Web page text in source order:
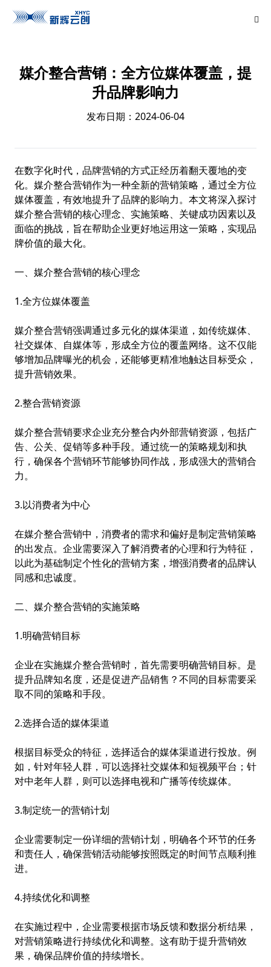
媒介整合营销：全方位媒体覆盖，提
升品牌影响力
发布日期：2024-06-04
在数字化时代，品牌营销的方式正经历着翻天覆地的变
化。媒介整合营销作为一种全新的营销策略，通过全方位
媒体覆盖，有效地提升了品牌的影响力。本文将深入探讨
媒介整合营销的核心理念、实施策略、关键成功因素以及
面临的挑战，旨在帮助企业更好地运用这一策略，实现品
牌价值的最大化。
一、媒介整合营销的核心理念
1.全方位媒体覆盖
媒介整合营销强调通过多元化的媒体渠道，如传统媒体、
社交媒体、自媒体等，形成全方位的覆盖网络。这不仅能
够增加品牌曝光的机会，还能够更精准地触达目标受众，
提升营销效果。
2.整合营销资源
媒介整合营销要求企业充分整合内外部营销资源，包括广
告、公关、促销等多种手段。通过统一的策略规划和执
行，确保各个营销环节能够协同作战，形成强大的营销合
力。
3.以消费者为中心
在媒介整合营销中，消费者的需求和偏好是制定营销策略
的出发点。企业需要深入了解消费者的心理和行为特征，
以此为基础制定个性化的营销方案，增强消费者的品牌认
同感和忠诚度。
二、媒介整合营销的实施策略
1.明确营销目标
企业在实施媒介整合营销时，首先需要明确营销目标。是
提升品牌知名度，还是促进产品销售？不同的目标需要采
取不同的策略和手段。
2.选择合适的媒体渠道
根据目标受众的特征，选择适合的媒体渠道进行投放。例
如，针对年轻人群，可以选择社交媒体和短视频平台；针
对中老年人群，则可以选择电视和广播等传统媒体。
3.制定统一的营销计划
企业需要制定一份详细的营销计划，明确各个环节的任务
和责任人，确保营销活动能够按照既定的时间节点顺利推
进。
4.持续优化和调整
在实施过程中，企业需要根据市场反馈和数据分析结果，
对营销策略进行持续优化和调整。这有助于提升营销效
果，确保品牌价值的持续增长。